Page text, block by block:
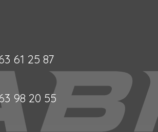
61 25 87
98 20 55